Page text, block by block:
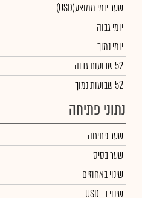
שער יומי ממוצע(USD)
יומי גבוה
יומי נמוך
52 שבועות גבוה
52 שבועות נמוך
נתוני פתיחה
שער פתיחה
שער בסיס
שינוי באחוזים
שינויב- USD